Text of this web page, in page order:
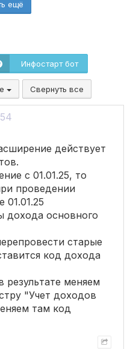
ещё
Инфостарт бот
Свернуть все
действует
с 01.01.25, то
проведении
01.01.25
дохода основного
старые
код дохода
меняем
"Учет доходов
там код